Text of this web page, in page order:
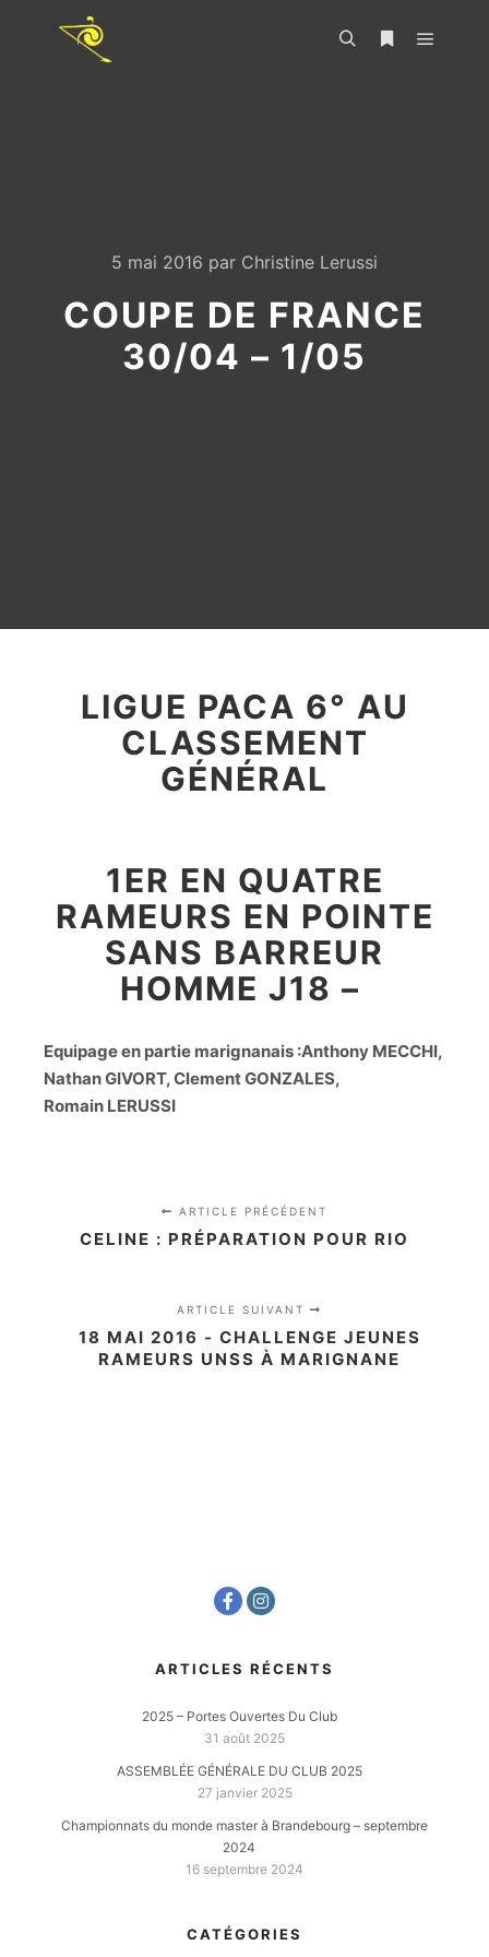
5 mai 2016 par Christine Lerussi
COUPE DE FRANCE
30/04 – 1/05
LIGUE PACA 6° AU
CLASSEMENT
GÉNÉRAL
1ER EN QUATRE
RAMEURS EN POINTE
SANS BARREUR
HOMME J18 –
Equipage en partie marignanais :Anthony MECCHI,
Nathan GIVORT, Clement GONZALES,
Romain LERUSSI
ARTICLE PRÉCÉDENT
CELINE : PRÉPARATION POUR RIO
ARTICLE SUIVANT
18 MAI 2016 - CHALLENGE JEUNES
RAMEURS UNSS À MARIGNANE
ARTICLES RÉCENTS
2025 – Portes Ouvertes Du Club
31 août 2025
ASSEMBLÉE GÉNÉRALE DU CLUB 2025
27 janvier 2025
Championnats du monde master à Brandebourg – septembre
2024
16 septembre 2024
CATÉGORIES